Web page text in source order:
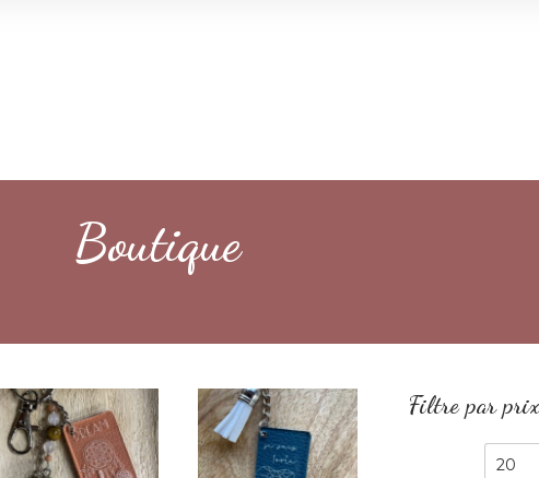
Boutique
Filtre par prix
Prix